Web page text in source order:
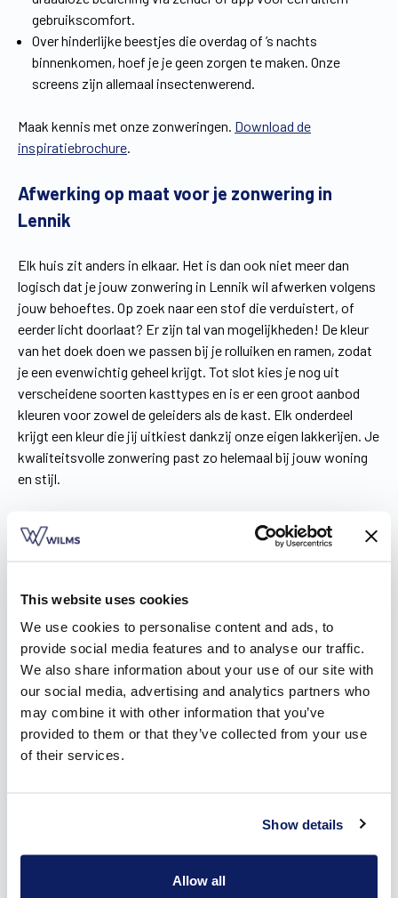
This website uses cookies
We use cookies to personalise content and ads, to
provide social media features and to analyse our traffic.
We also share information about your use of our site with
our social media, advertising and analytics partners who
may combine it with other information that you’ve
provided to them or that they’ve collected from your use
of their services.
Show details
Allow all
gebruikscomfort.
Over hinderlijke beestjes die overdag of ’s nachts
binnenkomen, hoef je je geen zorgen te maken. Onze
screens zijn allemaal insectenwerend.
Maak kennis met onze zonweringen. Download de
inspiratiebrochure.
Afwerking op maat voor je zonwering in
Lennik
Elk huis zit anders in elkaar. Het is dan ook niet meer dan
logisch dat je jouw zonwering in Lennik wil afwerken volgens
jouw behoeftes. Op zoek naar een stof die verduistert, of
eerder licht doorlaat? Er zijn tal van mogelijkheden! De kleur
van het doek doen we passen bij je rolluiken en ramen, zodat
je een evenwichtig geheel krijgt. Tot slot kies je nog uit
verscheidene soorten kasttypes en is er een groot aanbod
kleuren voor zowel de geleiders als de kast. Elk onderdeel
krijgt een kleur die jij uitkiest dankzij onze eigen lakkerijen. Je
kwaliteitsvolle zonwering past zo helemaal bij jouw woning
en stijl.
Lennik: inbouw-, voorzet- en opbouwscreens.